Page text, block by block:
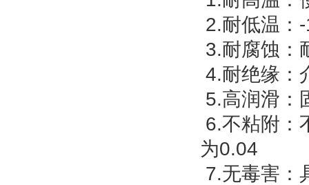
2.耐低温：
3.耐腐蚀：
4.耐绝缘：
5.高润滑：
6.不粘附：
为0.04
7.无毒害：